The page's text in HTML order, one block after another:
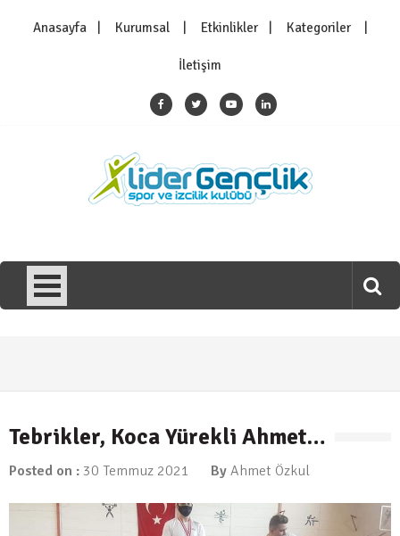
Anasayfa Kurumsal Etkinlikler Kategoriler
İletişim
Derneği
YAZ OKULUMUZ SONA ERDİ….
/
Tebrikler, Koca Yürekli Ahmet…
Posted on : 30 Temmuz 2021 By Ahmet Özkul